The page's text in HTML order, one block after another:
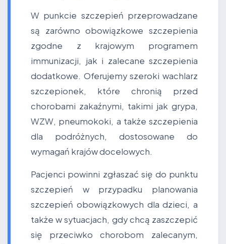
W punkcie szczepień przeprowadzane
są zarówno obowiązkowe szczepienia
zgodne z krajowym programem
immunizacji, jak i zalecane szczepienia
dodatkowe. Oferujemy szeroki wachlarz
szczepionek, które chronią przed
chorobami zakaźnymi, takimi jak grypa,
WZW, pneumokoki, a także szczepienia
dla podróżnych, dostosowane do
wymagań krajów docelowych.
Pacjenci powinni zgłaszać się do punktu
szczepień w przypadku planowania
szczepień obowiązkowych dla dzieci, a
także w sytuacjach, gdy chcą zaszczepić
się przeciwko chorobom zalecanym,